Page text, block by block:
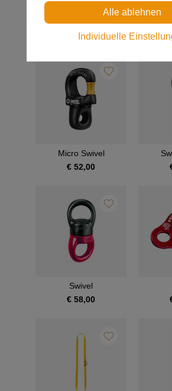
€ 14,00
Micro Swivel
€ 52,00
Swivel
€ 58,00
Individuelle